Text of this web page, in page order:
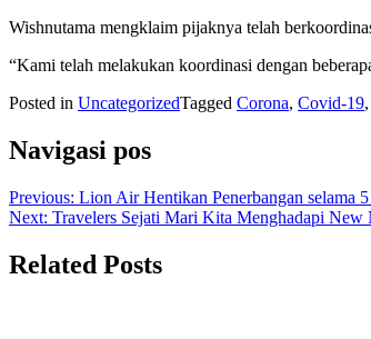
Wishnutama mengklaim pijaknya telah
“Kami telah melakukan koordinasi dengan
Posted in UncategorizedTagged Corona, Covid-19,
Navigasi pos
Previous: Lion Air Hentikan Penerbangan selama
Next: Travelers Sejati Mari Kita Menghadapi New
Related Posts